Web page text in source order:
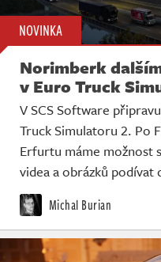
NOVINKA
Norimberk
v Euro Truck
V SCS Software
Truck Simulatoru 2. Po
Erfurtu máme možnost
videa a obrázků podívat
Michal Burian